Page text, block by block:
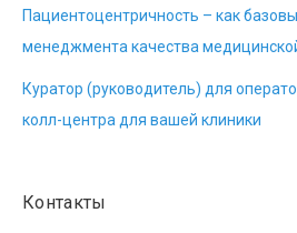
Пациентоцентричность – как
менеджмента качества
Куратор (руководитель) для
колл-центра для вашей клиники
Контакты